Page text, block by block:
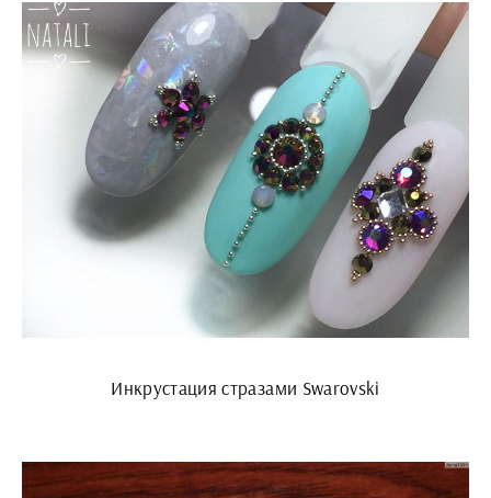
Инкрустация стразами Swarovski